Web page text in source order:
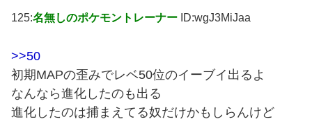
125:名無しのポケモントレーナー ID:wgJ3MiJaa
>>50
初期MAPの歪みでレベ50位のイーブイ出るよ
なんなら進化したのも出る
進化したのは捕まえてる奴だけかもしらんけど